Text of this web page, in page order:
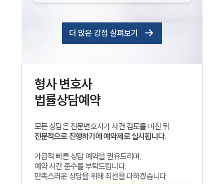
더 많은 강점 살펴보기
형사변호사
법률상담예약
모든 상담은 전문변호사가 사건 검토를 마친 뒤
전문적으로 진행하기에 예약제로 실시됩니다.
가급적 빠른 상담 예약을 권유드리며,
예약 시간 준수를 부탁드립니다.
만족스러운 상담을 위해 최선을 다하겠습니다.